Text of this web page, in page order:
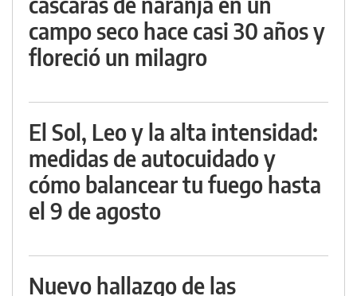
campo seco hace casi 30 años y
floreció un milagro
El Sol, Leo y la alta intensidad:
medidas de autocuidado y
cómo balancear tu fuego hasta
el 9 de agosto
Nuevo hallazgo de las